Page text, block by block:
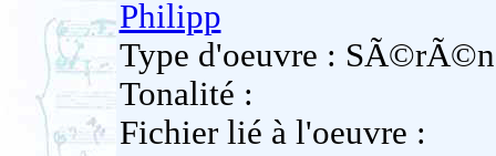
Philipp
Type d'oeuvre :
Tonalité :
Fichier lié à l'oeuvre :